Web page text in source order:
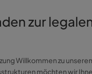
zur
Willkommen zu
möchten wir